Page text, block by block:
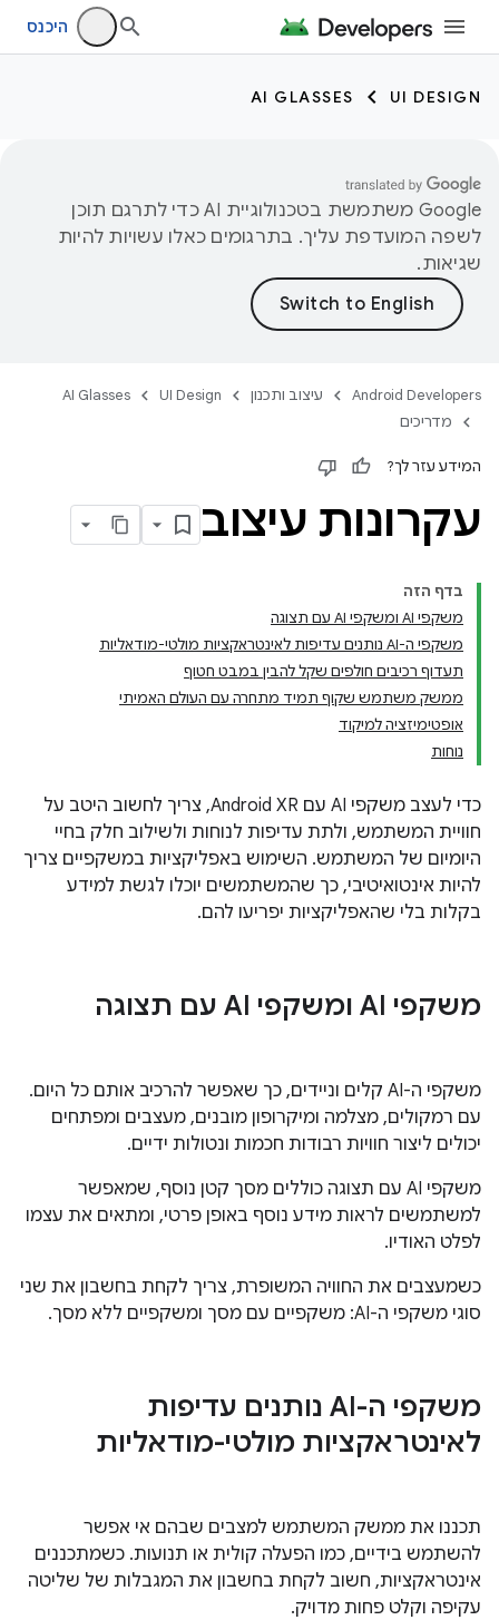
היכנס
UI DESIGN
AI GLASSES
‫Google משתמשת בטכנולוגיית AI כדי לתרגם תוכן
לשפה המועדפת עליך. בתרגומים כאלו עשויות להיות
שגיאות.
Android Developers עיצוב ותכנון UI Design
AI Glasses
מדריכים
המידע עזר לך?
עקרונות עיצוב
בדף הזה
משקפי AI ומשקפי AI עם תצוגה
משקפי ה-AI נותנים עדיפות לאינטראקציות מולטי-מודאליות
תעדוף רכיבים חולפים שקל להבין במבט חטוף
ממשק משתמש שקוף תמיד מתחרה עם העולם האמיתי
אופטימיזציה למיקוד
נוחות
כדי לעצב משקפי AI עם Android XR, צריך לחשוב היטב על
חוויית המשתמש, ולתת עדיפות לנוחות ולשילוב חלק בחיי
היומיום של המשתמש. השימוש באפליקציות במשקפיים צריך
להיות אינטואיטיבי, כך שהמשתמשים יוכלו לגשת למידע
בקלות בלי שהאפליקציות יפריעו להם.
משקפי AI ומשקפי AI עם תצוגה
משקפי ה-AI קלים וניידים, כך שאפשר להרכיב אותם כל היום.
עם רמקולים, מצלמה ומיקרופון מובנים, מעצבים ומפתחים
יכולים ליצור חוויות רבודות חכמות ונטולות ידיים.
משקפי AI עם תצוגה כוללים מסך קטן נוסף, שמאפשר
למשתמשים לראות מידע נוסף באופן פרטי, ומתאים את עצמו
לפלט האודיו.
כשמעצבים את החוויה המשופרת, צריך לקחת בחשבון את שני
סוגי משקפי ה-AI: משקפיים עם מסך ומשקפיים ללא מסך.
משקפי ה-AI נותנים עדיפות
לאינטראקציות מולטי-מודאליות
תכננו את ממשק המשתמש למצבים שבהם אי אפשר
להשתמש בידיים, כמו הפעלה קולית או תנועות. כשמתכננים
אינטראקציות, חשוב לקחת בחשבון את המגבלות של שליטה
עקיפה וקלט פחות מדויק.